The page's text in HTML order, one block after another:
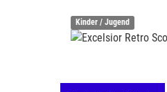
Kinder / Jugend